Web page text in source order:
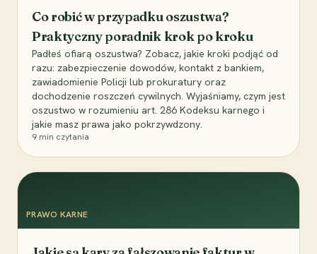
Co robić w przypadku oszustwa?
Praktyczny poradnik krok po kroku
Padłeś ofiarą oszustwa? Zobacz, jakie kroki podjąć od
razu: zabezpieczenie dowodów, kontakt z bankiem,
zawiadomienie Policji lub prokuratury oraz
dochodzenie roszczeń cywilnych. Wyjaśniamy, czym jest
oszustwo w rozumieniu art. 286 Kodeksu karnego i
jakie masz prawa jako pokrzywdzony.
9 min czytania
PRAWO KARNE